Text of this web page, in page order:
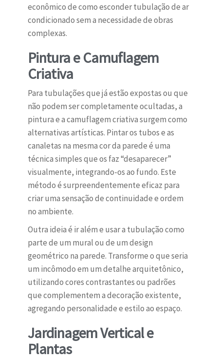
econômico de como esconder tubulação de ar
condicionado sem a necessidade de obras
complexas.
Pintura e Camuflagem
Criativa
Para tubulações que já estão expostas ou que
não podem ser completamente ocultadas, a
pintura e a camuflagem criativa surgem como
alternativas artísticas. Pintar os tubos e as
canaletas na mesma cor da parede é uma
técnica simples que os faz “desaparecer”
visualmente, integrando-os ao fundo. Este
método é surpreendentemente eficaz para
criar uma sensação de continuidade e ordem
no ambiente.
Outra ideia é ir além e usar a tubulação como
parte de um mural ou de um design
geométrico na parede. Transforme o que seria
um incômodo em um detalhe arquitetônico,
utilizando cores contrastantes ou padrões
que complementem a decoração existente,
agregando personalidade e estilo ao espaço.
Jardinagem Vertical e
Plantas